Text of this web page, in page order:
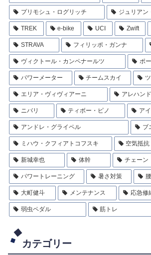
プリモシュ・ログリッチ ジュリアン
TREK e-bike UCI Zwift
STRAVA フィリッポ・ガンナ
ヴィクトール・カンペナールツ ポ
パワーメーター チームスカイ
エリア・ヴィヴィアーニ アレハン
ニバリ ティボー・ピノ ア
アンドレ・グライペル ブ
ミハウ・クフィアトコフスキ 空気抵抗
新城幸也 体幹 チェーン
パワートレーニング 暑さ対策
大町健斗 メンテナンス 応急修
弱虫ペダル 筋トレ
カテゴリー